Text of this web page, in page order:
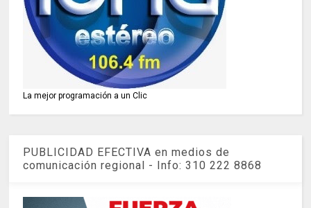
La mejor programación a un Clic
PUBLICIDAD EFECTIVA en medios de
comunicación regional - Info: 310 222 8868